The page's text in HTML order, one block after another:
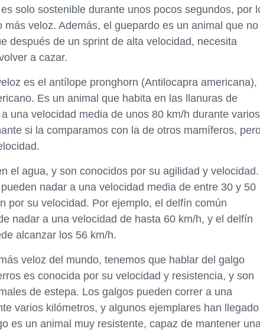
solo sostenible durante unos pocos segundos, por
veloz. Además, el guepardo es un animal que no
después de un sprint de alta velocidad, necesita
a cazar.
es el antílope pronghorn (Antilocapra americana),
Es un animal que habita en las llanuras de
una velocidad media de unos 80 km/h durante varios
si la comparamos con la de otros mamíferos,
el agua, y son conocidos por su agilidad y velocidad.
nadar a una velocidad media de entre 30 y 50
por su velocidad. Por ejemplo, el delfín común
nadar a una velocidad de hasta 60 km/h, y el delfín
alcanzar los 56 km/h.
veloz del mundo, tenemos que hablar del galgo
es conocida por su velocidad y resistencia, y son
de estepa. Los galgos pueden correr a una
varios kilómetros, y algunos ejemplares han llegado
es un animal muy resistente, capaz de mantener